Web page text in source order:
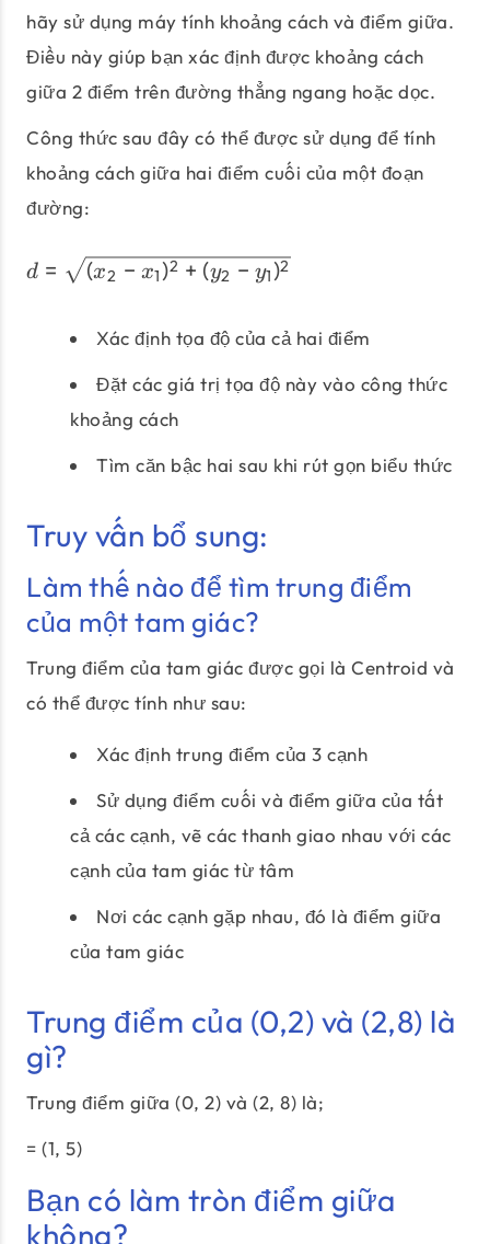
hãy sử dụng máy tính khoảng cách và điểm giữa.
Điều này giúp bạn xác định được khoảng cách
giữa 2 điểm trên đường thẳng ngang hoặc dọc.
Công thức sau đây có thể được sử dụng để tính
khoảng cách giữa hai điểm cuối của một đoạn
đường:
d = \sqrt {(x_{2} -
d = (x2 − x1)2 + (y2 − y1)2
Xác định tọa độ của cả hai điểm
Đặt các giá trị tọa độ này vào công thức
khoảng cách
Tìm căn bậc hai sau khi rút gọn biểu thức
Truy vấn bổ sung:
Làm thế nào để tìm trung điểm
của một tam giác?
Trung điểm của tam giác được gọi là Centroid và
có thể được tính như sau:
Xác định trung điểm của 3 cạnh
Sử dụng điểm cuối và điểm giữa của tất
cả các cạnh, vẽ các thanh giao nhau với các
cạnh của tam giác từ tâm
Nơi các cạnh gặp nhau, đó là điểm giữa
của tam giác
Trung điểm của (0,2) và (2,8) là
gì?
Trung điểm giữa (0, 2) và (2, 8) là;
= (1, 5)
Bạn có làm tròn điểm giữa
không?